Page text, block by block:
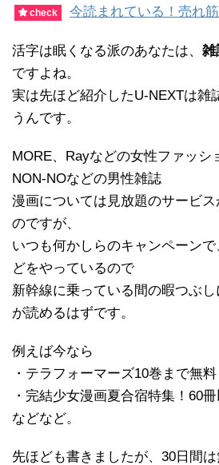
check 今読まれている！売れ
活字は眠くなる派のあなたは、 雑
ですよね。
実は先ほど紹介したU-NEXTは雑
うんです。
MORE、Rayなどの女性ファッシ
NON-NOなどの男性雑誌
漫画については見放題のサービ
のですが、
いつも何かしらのキャンペーンで
どをやっているので
新幹線に乗っている間の暇つぶ
が読めるはずです。
例えば今なら
・テラフォーマーズ10巻まで無料
・完結少女漫画夏合宿特集！60冊
などなど。
先ほども書きましたが、30日間